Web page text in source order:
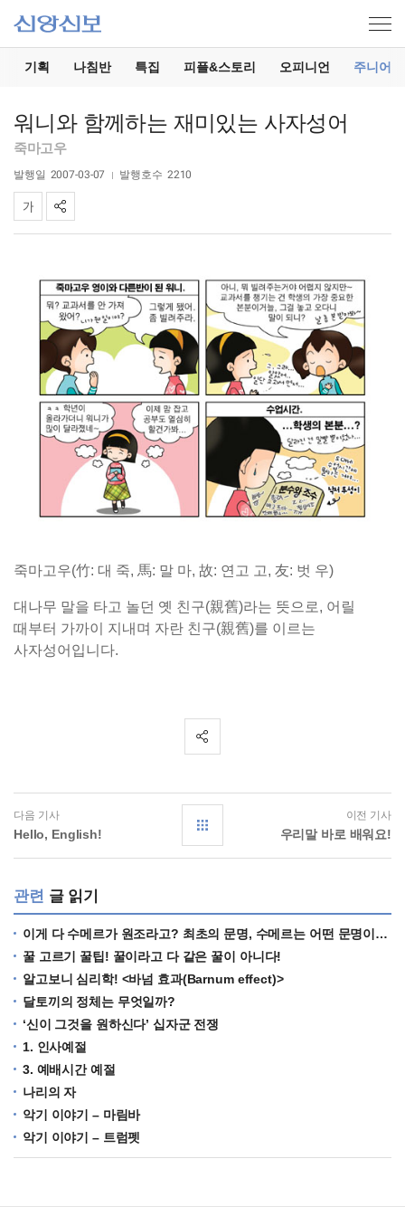
기획 나침반 특집 피플&스토리 오피니언 주니어
워니와 함께하는 재미있는 사자성어
죽마고우
발행일 2007-03-07 발행호수 2210
죽마고우(竹: 대 죽, 馬: 말 마, 故: 연고 고, 友: 벗 우)
대나무 말을 타고 놀던 옛 친구(親舊)라는 뜻으로, 어릴
때부터 가까이 지내며 자란 친구(親舊)를 이르는
사자성어입니다.
다음 기사
Hello, English!
이전 기사
우리말 바로 배워요!
관련 글 읽기
이게 다 수메르가 원조라고? 최초의 문명, 수메르는 어떤 문명이었을까?
꿀 고르기 꿀팁! 꿀이라고 다 같은 꿀이 아니다!
알고보니 심리학! <바넘 효과(Barnum effect)>
달토끼의 정체는 무엇일까?
‘신이 그것을 원하신다’ 십자군 전쟁
1. 인사예절
3. 예배시간 예절
나리의 자
악기 이야기 – 마림바
악기 이야기 – 트럼펫